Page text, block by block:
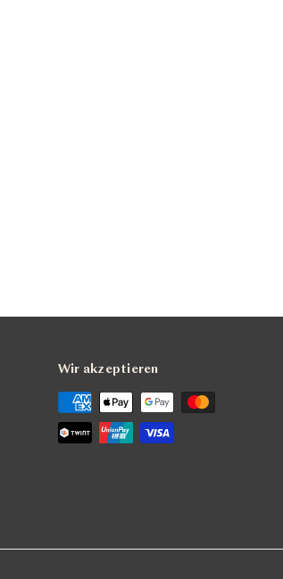
Wir akzeptieren